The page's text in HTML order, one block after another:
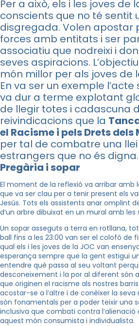
Per a això, els i les joves de
conscients que no té sentit
disgregada. Volen apostar
forces amb entitats i ser
associatiu que nodreixi i
seves aspiracions.
món millor per als joves de
En va ser un exemple
va dur a terme explotant
de llegir totes i cadascuna
reivindicacions que la
el Racisme i pels Drets
per tal de combatre una
estrangers que no és digna.
Pregària i sopar
El moment de la reflexió va arribar amb
que va ser clau per a tenir present els
Jesús. Tots els assistents anar omplint
d’un arbre dibuixat en un mural amb les
Un sopar asseguts a terra en rotllana,
ball fins a les 23:00 van ser el colofó de
qual els i les joves de la JOC van
esperança sempre que la gent estigui
entendre què passa al seu voltant
desconeixement i la por al diferent són
que originen el racisme als nostres
acostar-se a l’altre i de conèixer la
són fonamentals per a poder teixir una
inclusiva que combati contra l’alienació
aquest món consumista i individualista.